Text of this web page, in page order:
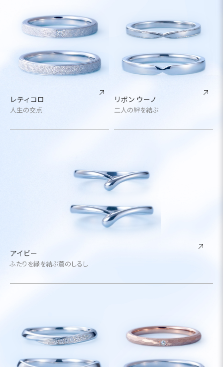
レティコロ
人生の交点
アイビー
ふたりを縁を結ぶ蔦のしるし
リボン ウーノ
二人の絆を結ぶ